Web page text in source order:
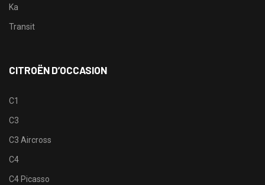
Ka
Transit
CITROËN D’OCCASION
C1
C3
C3 Aircross
C4
C4 Picasso